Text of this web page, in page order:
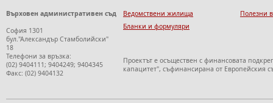
Върховен административен съд
София 1301
бул."Александър Стамболийски"
18
Телефони за връзка:
(02) 9404111; 9404249; 9404345
Факс: (02) 9404132
Ведомствени жилища
Бланки и формуляри
Полезни
Проектът е осъществен с финансовата
капацитет", съфинансирана от Европейския